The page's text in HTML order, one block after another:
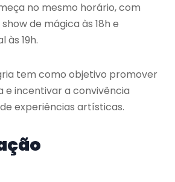
no mesmo horário, com
de mágica às 18h e
19h.
tem como objetivo promover
e incentivar a convivência
experiências artísticas.